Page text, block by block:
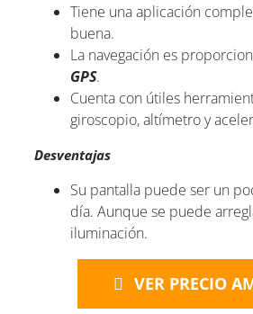
Tiene una aplicación
buena.
La navegación es
GPS.
Cuenta con útiles
giroscopio, altímetro y
Desventajas
Su pantalla puede ser un
día. Aunque se puede
iluminación.
VER PRECIO